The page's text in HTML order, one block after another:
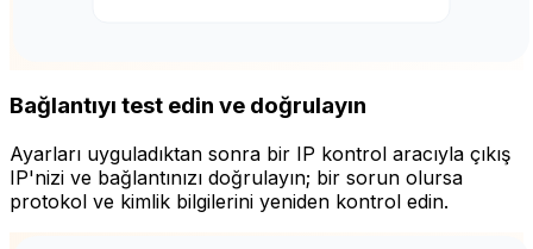
Bağlantıyı test edin ve doğrulayın
Ayarları uyguladıktan sonra bir IP kontrol aracıyla çıkış
IP'nizi ve bağlantınızı doğrulayın; bir sorun olursa
protokol ve kimlik bilgilerini yeniden kontrol edin.